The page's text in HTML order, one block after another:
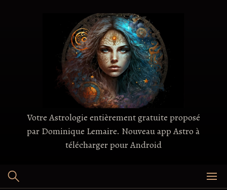
Votre Astrologie entièrement gratuite proposé
par Dominique Lemaire. Nouveau app Astro à
télécharger pour Android